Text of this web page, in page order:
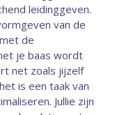
leidinggeven.
van de
de
je baas wordt
net zoals jijzelf
is een taak van
Jullie zijn